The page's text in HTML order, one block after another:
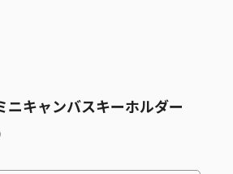
キャンバスキーホルダー